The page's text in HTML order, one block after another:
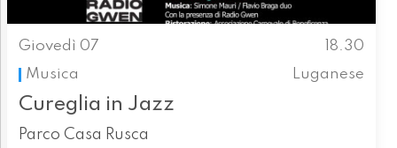
Giovedì 07
18.30
Musica
Luganese
Cureglia in Jazz
Parco Casa Rusca